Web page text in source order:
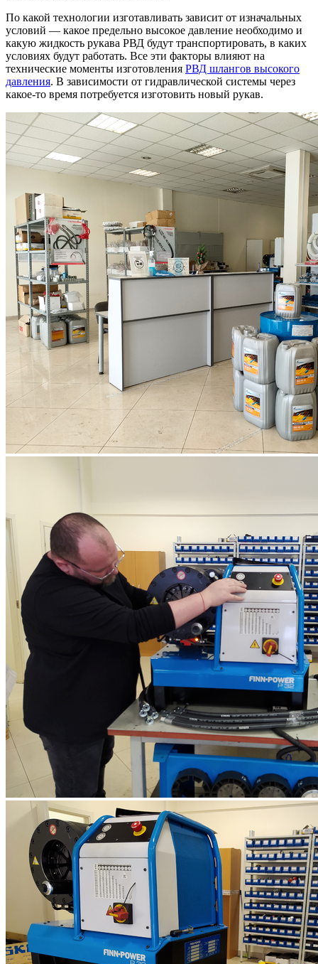
По какой технологии изготавливать зависит от изначальных
условий — какое предельно высокое давление необходимо и
какую жидкость рукава РВД будут транспортировать, в каких
условиях будут работать. Все эти факторы влияют на
технические моменты изготовления РВД шлангов высокого
давления. В зависимости от гидравлической системы через
какое-то время потребуется изготовить новый рукав.